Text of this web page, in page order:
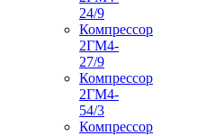
24/9
Компрессор
2ГМ4-
27/9
Компрессор
2ГМ4-
54/3
Компрессор